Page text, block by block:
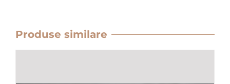
Produse similare